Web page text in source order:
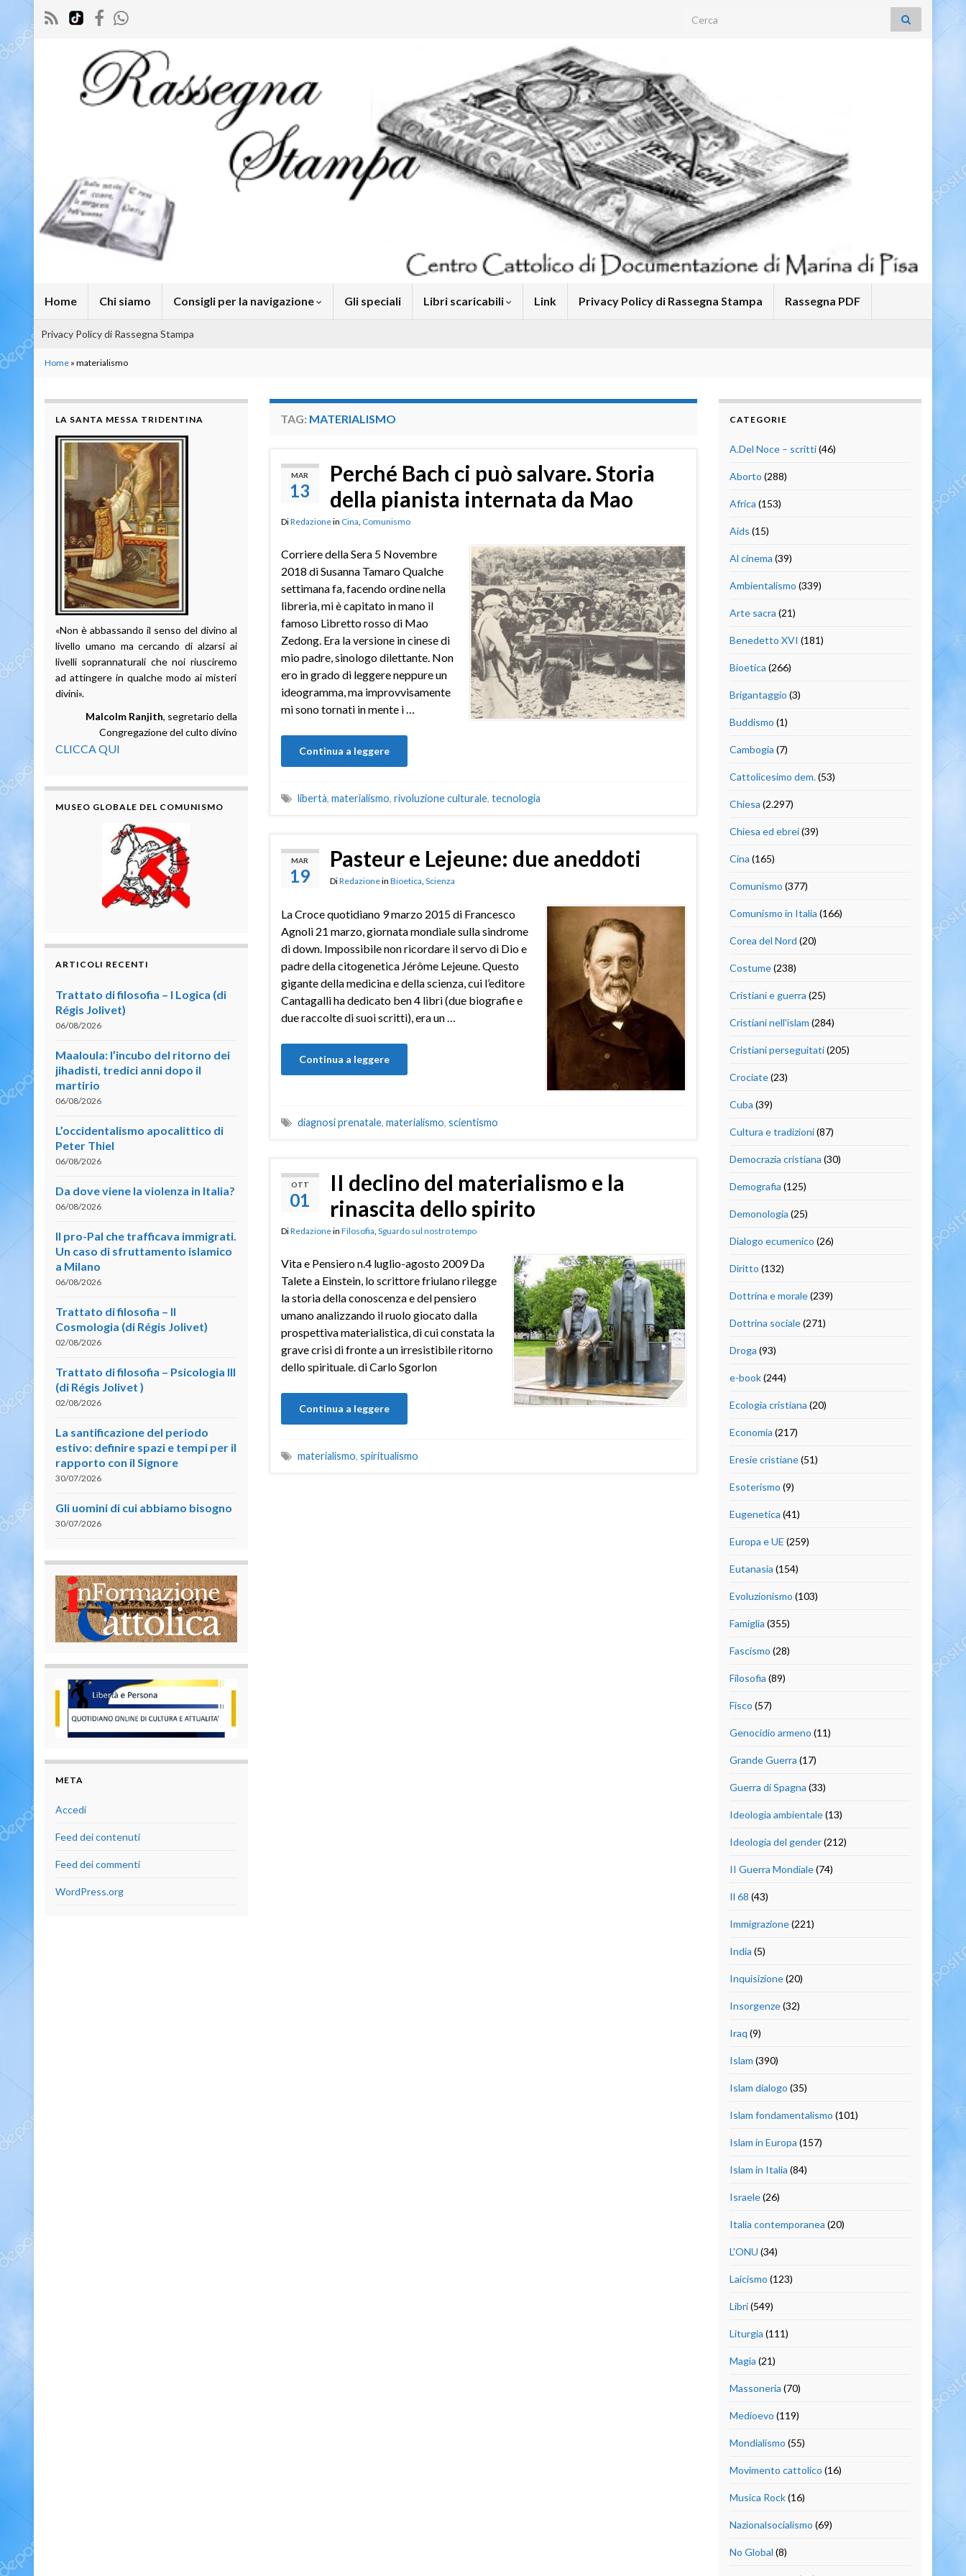
Search for:
Home Chi siamo Consigli per la navigazione Gli speciali Libri scaricabili Link Privacy Policy di Rassegna Stampa Rassegna PDF
Privacy Policy di Rassegna Stampa
Home » materialismo
TAG: MATERIALISMO
MAR
13
Perché Bach ci può salvare. Storia
della pianista internata da Mao
DiRedazionein Cina Comunismo
Corriere della Sera 5 Novembre
2018 di Susanna Tamaro Qualche
settimana fa, facendo ordine nella
libreria, mi è capitato in mano il
famoso Libretto rosso di Mao
Zedong. Era la versione in cinese di
mio padre, sinologo dilettante. Non
ero in grado di leggere neppure un
ideogramma, ma improvvisamente
mi sono tornati in mente i …
Continua a leggere
libertà, materialismo, rivoluzione culturale, tecnologia
MAR
19
Pasteur e Lejeune: due aneddoti
DiRedazionein Bioetica Scienza
La Croce quotidiano 9 marzo 2015 di Francesco
Agnoli 21 marzo, giornata mondiale sulla sindrome
di down. Impossibile non ricordare il servo di Dio e
padre della citogenetica Jérôme Lejeune. Questo
gigante della medicina e della scienza, cui l’editore
Cantagalli ha dedicato ben 4 libri (due biografie e
due raccolte di suoi scritti), era un …
Continua a leggere
diagnosi prenatale, materialismo, scientismo
OTT
01
II declino del materialismo e la
rinascita dello spirito
DiRedazionein Filosofia Sguardo sul nostro tempo
Vita e Pensiero n.4 luglio-agosto 2009 Da
Talete a Einstein, lo scrittore friulano rilegge
la storia della conoscenza e del pensiero
umano analizzando il ruolo giocato dalla
prospettiva materialistica, di cui constata la
grave crisi di fronte a un irresistibile ritorno
dello spirituale. di Carlo Sgorlon
Continua a leggere
materialismo, spiritualismo
LA SANTA MESSA TRIDENTINA
«Non è abbassando il senso del divino al
livello umano ma cercando di alzarsi ai
livelli soprannaturali che noi riusciremo
ad attingere in qualche modo ai misteri
divini».
Malcolm Ranjith, segretario della
Congregazione del culto divino
CLICCA QUI
MUSEO GLOBALE DEL COMUNISMO
ARTICOLI RECENTI
Trattato di filosofia – I Logica (di
Régis Jolivet)
06/08/2026
Maaloula: l’incubo del ritorno dei
jihadisti, tredici anni dopo il
martirio
06/08/2026
L’occidentalismo apocalittico di
Peter Thiel
06/08/2026
Da dove viene la violenza in Italia?
06/08/2026
Il pro-Pal che trafficava immigrati.
Un caso di sfruttamento islamico
a Milano
06/08/2026
Trattato di filosofia – II
Cosmologia (di Régis Jolivet)
02/08/2026
Trattato di filosofia – Psicologia III
(di Régis Jolivet )
02/08/2026
La santificazione del periodo
estivo: definire spazi e tempi per il
rapporto con il Signore
30/07/2026
Gli uomini di cui abbiamo bisogno
30/07/2026
META
Accedi
Feed dei contenuti
Feed dei commenti
WordPress.org
CATEGORIE
A.Del Noce – scritti(46)
Aborto (288)
Africa (153)
Aids (15)
Al cinema (39)
Ambientalismo (339)
Arte sacra (21)
Benedetto XVI (181)
Bioetica (266)
Brigantaggio (3)
Buddismo (1)
Cambogia (7)
Cattolicesimo dem.(53)
Chiesa (2.297)
Chiesa ed ebrei(39)
Cina (165)
Comunismo (377)
Comunismo in Italia (166)
Corea del Nord (20)
Costume(238)
Cristiani e guerra (25)
Cristiani nell'islam (284)
Cristiani perseguitati(205)
Crociate(23)
Cuba (39)
Cultura e tradizioni(87)
Democrazia cristiana (30)
Demografia (125)
Demonologia (25)
Dialogo ecumenico (26)
Diritto (132)
Dottrina e morale(239)
Dottrina sociale(271)
Droga (93)
e-book(244)
Ecologia cristiana (20)
Economia (217)
Eresie cristiane(51)
Esoterismo (9)
Eugenetica (41)
Europa e UE (259)
Eutanasia (154)
Evoluzionismo (103)
Famiglia (355)
Fascismo (28)
Filosofia (89)
Fisco (57)
Genocidio armeno (11)
Grande Guerra (17)
Guerra di Spagna (33)
Ideologia ambientale(13)
Ideologia del gender(212)
II Guerra Mondiale(74)
Il 68 (43)
Immigrazione(221)
India (5)
Inquisizione(20)
Insorgenze(32)
Iraq (9)
Islam (390)
Islam dialogo (35)
Islam fondamentalismo (101)
Islam in Europa (157)
Islam in Italia (84)
Israele(26)
Italia contemporanea (20)
L'ONU (34)
Laicismo (123)
Libri(549)
Liturgia (111)
Magia (21)
Massoneria (70)
Medioevo (119)
Mondialismo (55)
Movimento cattolico (16)
Musica Rock(16)
Nazionalsocialismo (69)
No Global (8)